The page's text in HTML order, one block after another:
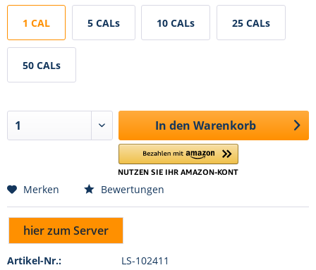
1 CAL 5 CALs 10 CALs 25 CALs
50 CALs
In den Warenkorb
Merken Bewertungen
hier zum Server
Artikel-Nr.:
LS-102411